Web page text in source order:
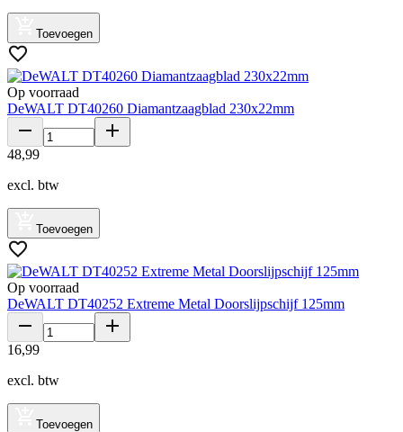
Toevoegen
Op voorraad
DeWALT DT40260 Diamantzaagblad 230x22mm
48,99
excl. btw
Toevoegen
Op voorraad
DeWALT DT40252 Extreme Metal Doorslijpschijf 125mm
16,99
excl. btw
Toevoegen